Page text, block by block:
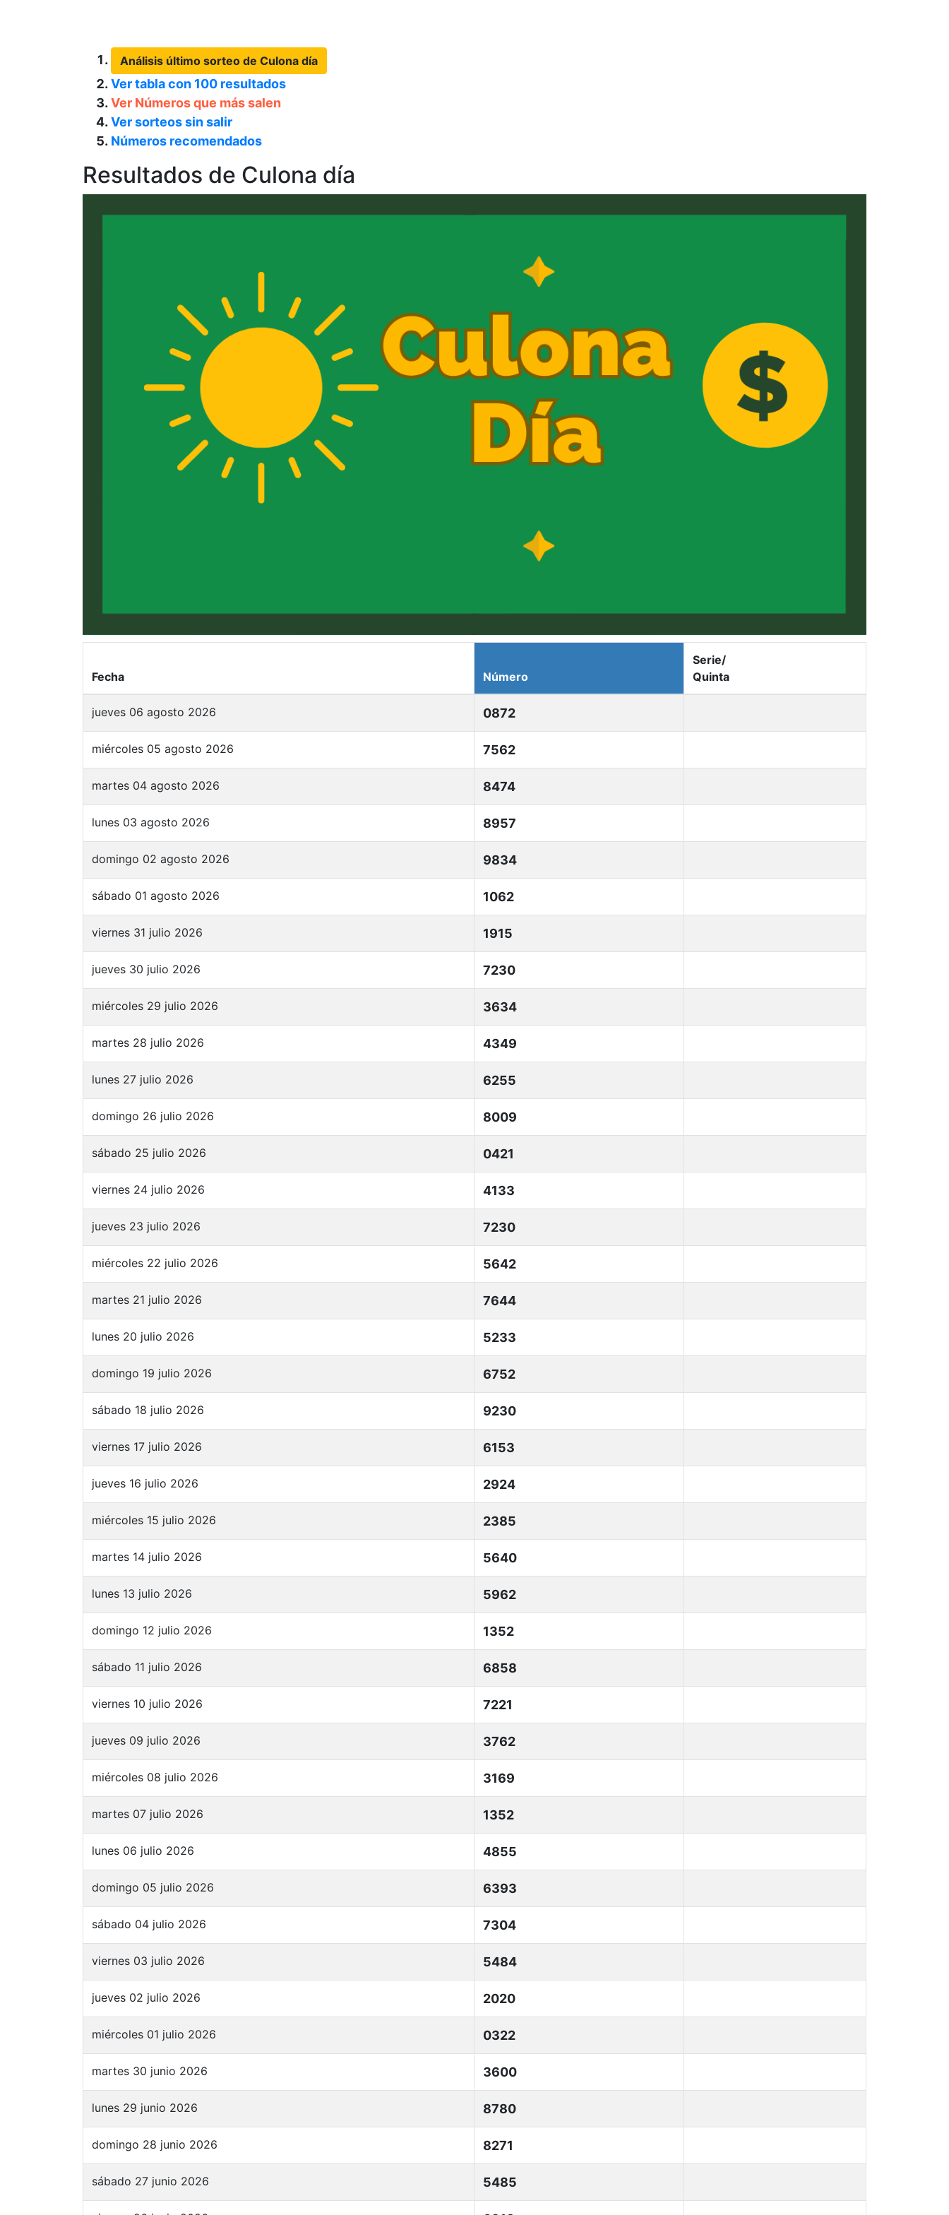
Análisis último sorteo de Culona día
Ver tabla con 100 resultados
Ver Números que más salen
Ver sorteos sin salir
Números recomendados
Resultados de Culona día
Fecha Número
Serie/
Quinta
jueves 06 agosto 2026 0872
miércoles 05 agosto 2026 7562
martes 04 agosto 2026 8474
lunes 03 agosto 2026 8957
domingo 02 agosto 2026 9834
sábado 01 agosto 2026 1062
viernes 31 julio 2026 1915
jueves 30 julio 2026 7230
miércoles 29 julio 2026 3634
martes 28 julio 2026 4349
lunes 27 julio 2026 6255
domingo 26 julio 2026 8009
sábado 25 julio 2026 0421
viernes 24 julio 2026 4133
jueves 23 julio 2026 7230
miércoles 22 julio 2026 5642
martes 21 julio 2026 7644
lunes 20 julio 2026 5233
domingo 19 julio 2026 6752
sábado 18 julio 2026 9230
viernes 17 julio 2026 6153
jueves 16 julio 2026 2924
miércoles 15 julio 2026 2385
martes 14 julio 2026 5640
lunes 13 julio 2026 5962
domingo 12 julio 2026 1352
sábado 11 julio 2026 6858
viernes 10 julio 2026 7221
jueves 09 julio 2026 3762
miércoles 08 julio 2026 3169
martes 07 julio 2026 1352
lunes 06 julio 2026 4855
domingo 05 julio 2026 6393
sábado 04 julio 2026 7304
viernes 03 julio 2026 5484
jueves 02 julio 2026 2020
miércoles 01 julio 2026 0322
martes 30 junio 2026 3600
lunes 29 junio 2026 8780
domingo 28 junio 2026 8271
sábado 27 junio 2026 5485